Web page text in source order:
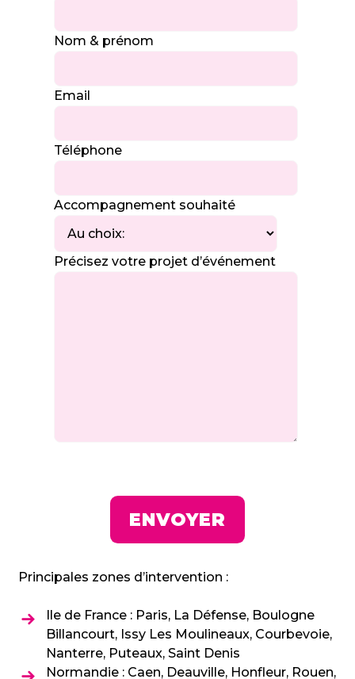
Nom & prénom
Email
Téléphone
Accompagnement souhaité
Précisez votre projet d’événement
Principales zones d’intervention :
Ile de France : Paris, La Défense, Boulogne
Billancourt, Issy Les Moulineaux, Courbevoie,
Nanterre, Puteaux, Saint Denis
Normandie : Caen, Deauville, Honfleur, Rouen,